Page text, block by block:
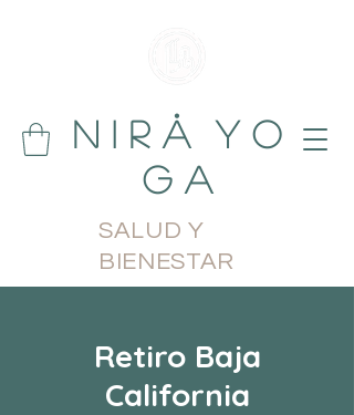
N i r å Y o
g a
SALUD Y
BIENESTAR
Retiro Baja
California